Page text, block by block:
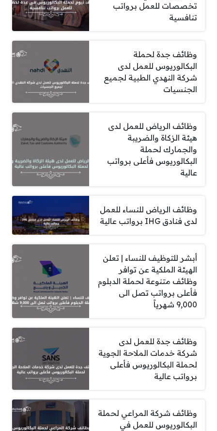
تخصصات للعمل برواتب
تنافسية
وظائف جدة لحملة
البكالوريوس للعمل لدى
شركة النهدي الطبية لجميع
الجنسيات
وظائف الرياض للعمل لدى
هيئة الزكاة والضريبة
والجمارك لحملة
البكالوريوس فأعلى برواتب
عالية
وظائف الرياض للنساء للعمل
لدى فنادق IHG برواتب عالية
أبشر للتوظيف للنساء | تعلن
الهيئة الملكية عن توافر
وظائف متنوعة لحملة الدبلوم
فأعلى برواتب تصل الى
9,000 شهرياً
وظائف جدة للعمل لدى
شركة خدمات الملاحة الجوية
لحملة البكالوريوس فأعلى
برواتب عالية
وظائف شركة المراعي لحملة
البكالوريوس للعمل في